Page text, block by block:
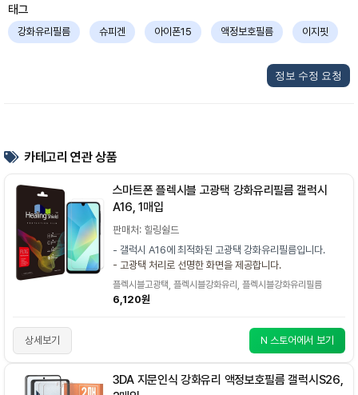
태그
강화유리필름 슈피겐 아이폰15 액정보호필름 이지핏
정보 수정 요청
카테고리 연관 상품
스마트폰 플렉시블 고광택 강화유리필름 갤럭시
A16, 1매입
판매처: 힐링쉴드
- 갤럭시 A16에 최적화된 고광택 강화유리필름입니다.
- 고광택 처리로 선명한 화면을 제공합니다.
플렉시블고광택, 플렉시블강화유리, 플렉시블강화유리필름
6,120원
상세보기 N 스토어에서 보기
3DA 지문인식 강화유리 액정보호필름 갤럭시S26,